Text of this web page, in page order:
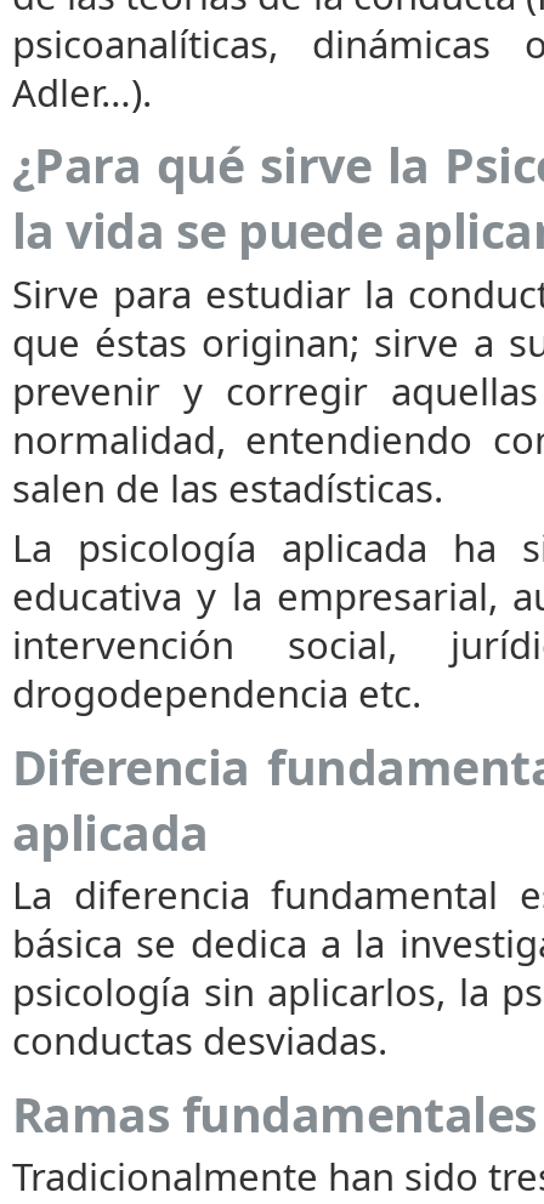
psicoanalíticas,
Adler…).
¿Para qué sirve la
la vida se puede
Sirve para estudiar la
que éstas originan; sirve a
prevenir y corregir
normalidad, entendiendo
salen de las estadísticas.
La psicología aplicada ha
educativa y la empresarial,
intervención social,
drogodependencia etc.
Diferencia
aplicada
La diferencia fundamental
básica se dedica a la
psicología sin aplicarlos, la
conductas desviadas.
Ramas
Tradicionalmente han sido